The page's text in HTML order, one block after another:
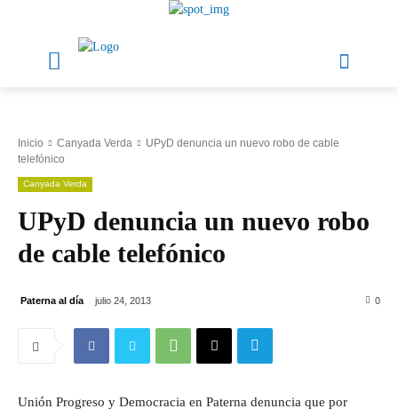
Inicio Canyada Verda
UPyD denuncia un nuevo robo de cable
telefónico
Canyada Verda
UPyD denuncia un nuevo robo
de cable telefónico
Paterna al día julio 24, 2013 0
Unión Progreso y Democracia en Paterna denuncia que por